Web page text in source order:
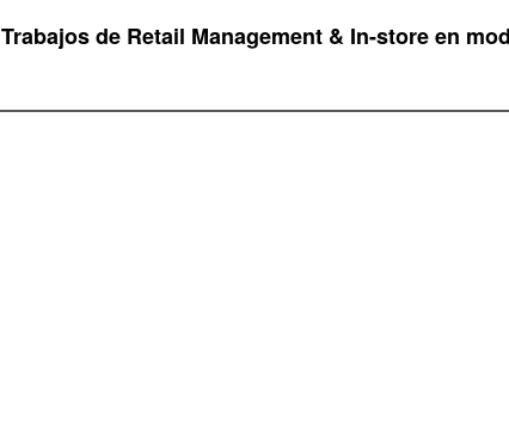
Trabajos de Retail Management & In-store en